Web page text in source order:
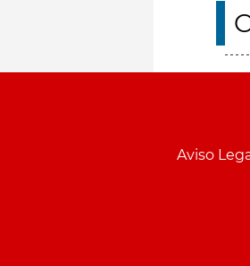
Aviso